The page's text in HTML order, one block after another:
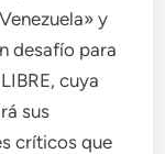
y
desafío para
cuya
sus
críticos que